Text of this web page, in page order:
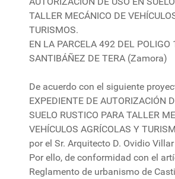
TALLER MECÁNICO DE
TURISMOS.
EN LA PARCELA 492 DEL POLIGO
SANTIBÁÑEZ DE TERA (Zamora)
De acuerdo con el siguiente
EXPEDIENTE DE AUTORIZACIÓN
SUELO RUSTICO PARA TALLER
VEHÍCULOS AGRÍCOLAS Y
por el Sr. Arquitecto D. Ovidio
Por ello, de conformidad con el
Reglamento de urbanismo de